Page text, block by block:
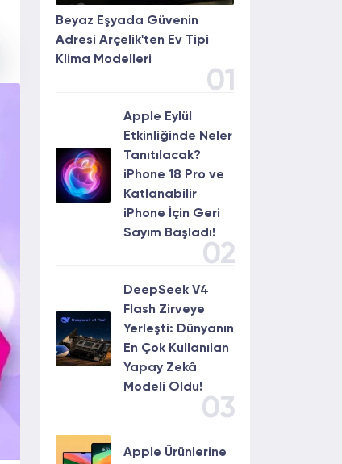
Beyaz Eşyada Güvenin
Adresi Arçelik'ten Ev Tipi
Klima Modelleri
01
Apple Eylül
Etkinliğinde Neler
Tanıtılacak?
iPhone 18 Pro ve
Katlanabilir
iPhone İçin Geri
Sayım Başladı!
02
DeepSeek V4
Flash Zirveye
Yerleşti: Dünyanın
En Çok Kullanılan
Yapay Zekâ
Modeli Oldu!
03
Apple Ürünlerine